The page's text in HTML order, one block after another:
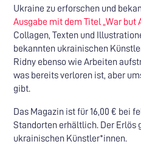
Ukraine zu erforschen und
Ausgabe mit dem Titel „War but
Collagen, Texten und
bekannten ukrainischen
Ridny ebenso wie Arbeiten
was bereits verloren ist, aber
gibt.
Das Magazin ist für 16,00 € bei
Standorten erhältlich. Der Erlös
ukrainischen Künstler*innen.